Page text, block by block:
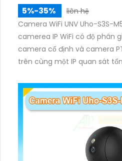
5%-35%
liên hệ
Camera WiFi UNV Uho-S3S-
camerea IP WiFi có độ phân
camera cố định và camera
trên cùng một IP quan sát
ánh sáng. Kết hợp hồng
ảnh có màu trong nhiều
phạm vi 3m.